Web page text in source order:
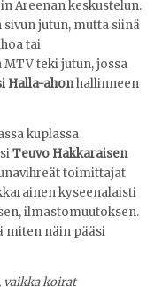
Areenan keskustelun.
jutun, mutta siinä
tai
MTV teki jutun, jossa
Halla-ahonhallinneen
kuplassa
Teuvo Hakkaraisen
toimittajat
kyseenalaisti
ilmastomuutoksen.
miten näin pääsi
vaikka koirat